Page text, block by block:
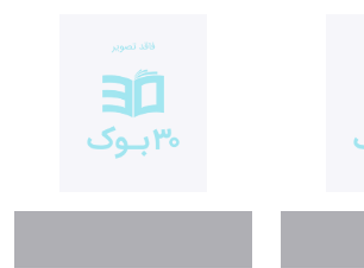
سناریوی فروید سارتر بهترین داستان‌پردازی دربارهٔ
تریبون